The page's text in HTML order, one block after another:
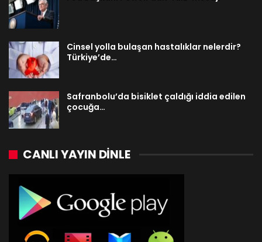
Cinsel yolla bulaşan hastalıklar nelerdir?
Türkiye’de…
Safranbolu’da bisiklet çaldığı iddia edilen
çocuğa…
CANLI YAYIN DINLE